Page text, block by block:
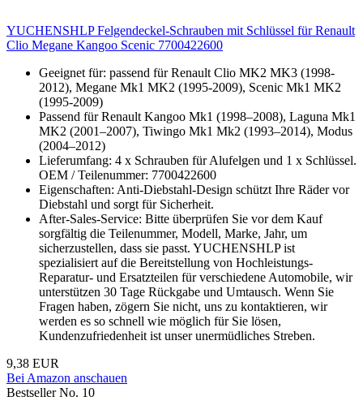
YUCHENSHLP Felgendeckel-Schrauben mit Schlüssel für Renault
Clio Megane Kangoo Scenic 7700422600
Geeignet für: passend für Renault Clio MK2 MK3 (1998-
2012), Megane Mk1 MK2 (1995-2009), Scenic Mk1 MK2
(1995-2009)
Passend für Renault Kangoo Mk1 (1998–2008), Laguna Mk1
MK2 (2001–2007), Tiwingo Mk1 Mk2 (1993–2014), Modus
(2004–2012)
Lieferumfang: 4 x Schrauben für Alufelgen und 1 x Schlüssel.
OEM / Teilenummer: 7700422600
Eigenschaften: Anti-Diebstahl-Design schützt Ihre Räder vor
Diebstahl und sorgt für Sicherheit.
After-Sales-Service: Bitte überprüfen Sie vor dem Kauf
sorgfältig die Teilenummer, Modell, Marke, Jahr, um
sicherzustellen, dass sie passt. YUCHENSHLP ist
spezialisiert auf die Bereitstellung von Hochleistungs-
Reparatur- und Ersatzteilen für verschiedene Automobile, wir
unterstützen 30 Tage Rückgabe und Umtausch. Wenn Sie
Fragen haben, zögern Sie nicht, uns zu kontaktieren, wir
werden es so schnell wie möglich für Sie lösen,
Kundenzufriedenheit ist unser unermüdliches Streben.
9,38 EUR
Bei Amazon anschauen
Bestseller No. 10